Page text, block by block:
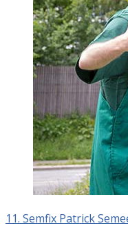
11. Semfix Patrick